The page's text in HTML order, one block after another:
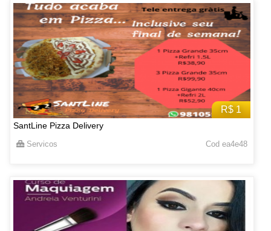
R$ 1
SantLine Pizza Delivery
Servicos Cod ea4e48